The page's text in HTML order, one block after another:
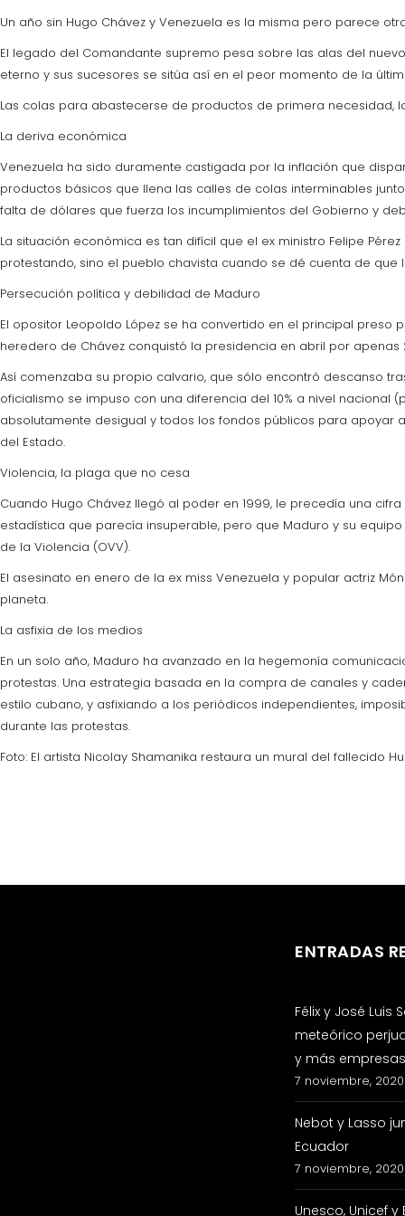
Un año sin Hugo Chávez y Venezuela es la misma pero parece
El legado del Comandante supremo pesa sobre las alas del
eterno y sus sucesores se sitúa así en el peor momento de la
Las colas para abastecerse de productos de primera necesidad,
La deriva económica
Venezuela ha sido duramente castigada por la inflación que
productos básicos que llena las calles de colas interminables
falta de dólares que fuerza los incumplimientos del Gobierno y
La situación económica es tan difícil que el ex ministro Felipe
protestando, sino el pueblo chavista cuando se dé cuenta de
Persecución política y debilidad de Maduro
El opositor Leopoldo López se ha convertido en el principal
heredero de Chávez conquistó la presidencia en abril por
Así comenzaba su propio calvario, que sólo encontró descanso
oficialismo se impuso con una diferencia del 10% a nivel
absolutamente desigual y todos los fondos públicos para apoyar
del Estado.
Violencia, la plaga que no cesa
Cuando Hugo Chávez llegó al poder en 1999, le precedía una
estadística que parecía insuperable, pero que Maduro y su
de la Violencia (OVV).
El asesinato en enero de la ex miss Venezuela y popular actriz
planeta.
La asfixia de los medios
En un solo año, Maduro ha avanzado en la hegemonía
protestas. Una estrategia basada en la compra de canales y
estilo cubano, y asfixiando a los periódicos independientes,
durante las protestas.
Foto: El artista Nicolay Shamanika restaura un mural del fallecido
ENTRADAS
Félix y José Luis
meteórico
y más
7 noviembre, 2020
Nebot y Lasso
Ecuador
7 noviembre, 2020
Unesco, Unicef